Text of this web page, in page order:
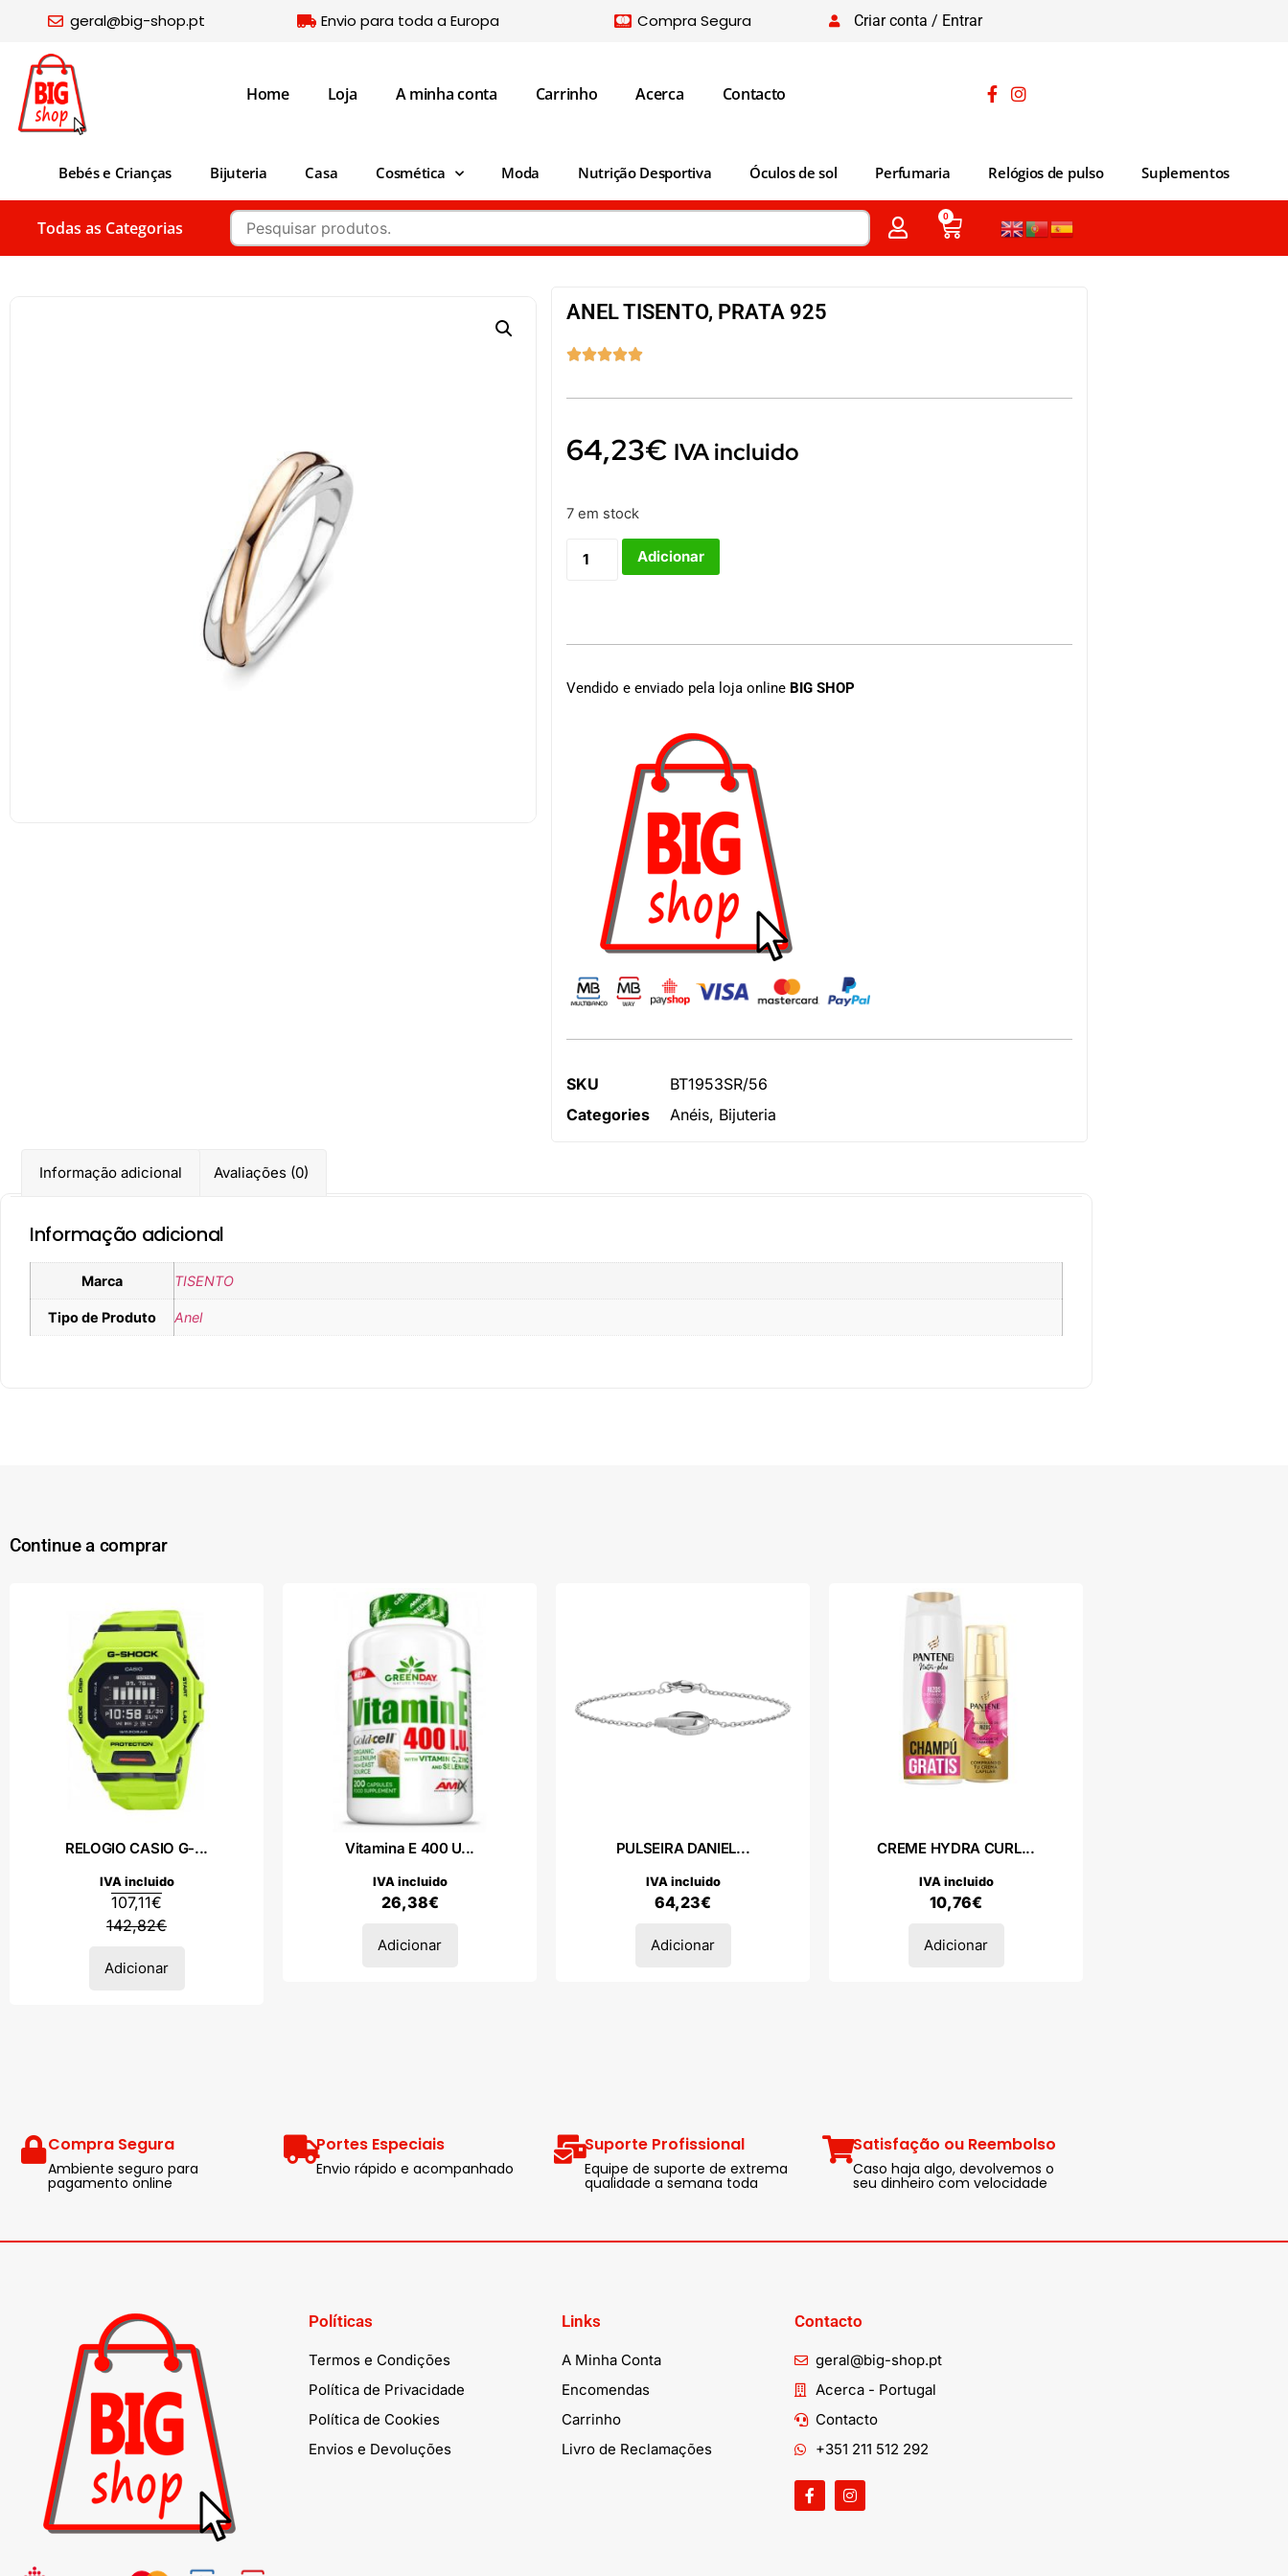
geral@big-shop.pt Envio para toda a Europa Compra Segura Criar conta / Entrar
Home Loja A minha conta Carrinho Acerca Contacto
Bebés e Crianças Bijuteria Casa Cosmética Moda Nutrição Desportiva Óculos de sol Perfumaria Relógios de pulso Suplementos
Todas as Categorias
0
ANEL TISENTO, PRATA 925

64,23€ IVA incluido
7 em stock
Adicionar
Vendido e enviado pela loja online BIG SHOP
SKU
BT1953SR/56
Categories
Anéis, Bijuteria
Informação adicional Avaliações (0)
Informação adicional
Marca TISENTO
Tipo de Produto Anel
Continue a comprar
RELOGIO CASIO G-...
142,82€
107,11€
IVA incluido
Adicionar
Vitamina E 400 U...
26,38€
IVA incluido
Adicionar
PULSEIRA DANIEL...
64,23€
IVA incluido
Adicionar
CREME HYDRA CURL...
10,76€
IVA incluido
Adicionar
Compra Segura
Ambiente seguro para
pagamento online
Portes Especiais
Envio rápido e acompanhado
Suporte Profissional
Equipe de suporte de extrema
qualidade a semana toda
Satisfação ou Reembolso
Caso haja algo, devolvemos o
seu dinheiro com velocidade
Políticas
Termos e Condições
Política de Privacidade
Política de Cookies
Envios e Devoluções
Links
A Minha Conta
Encomendas
Carrinho
Livro de Reclamações
Contacto
geral@big-shop.pt
Acerca - Portugal
Contacto
+351 211 512 292